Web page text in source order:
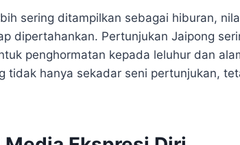
sering ditampilkan sebagai hiburan,
dipertahankan. Pertunjukan Jaipong
penghormatan kepada leluhur dan
tidak hanya sekadar seni pertunjukan,